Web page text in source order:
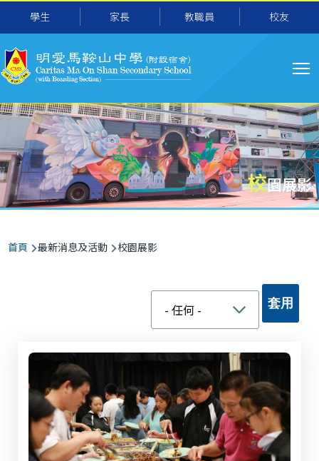
移至主內容
學生 家長 教職員 校友
主
航
校園展影
導
航
首頁 最新消息及活動 校園展影